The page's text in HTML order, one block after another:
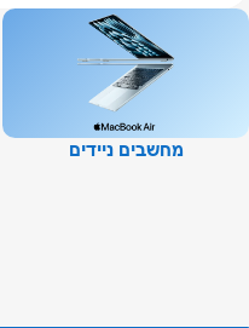
מחשבים ניידים